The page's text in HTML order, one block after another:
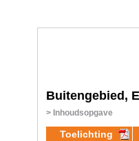
Buitengebied,
Inhoudsopgave
Toelichting